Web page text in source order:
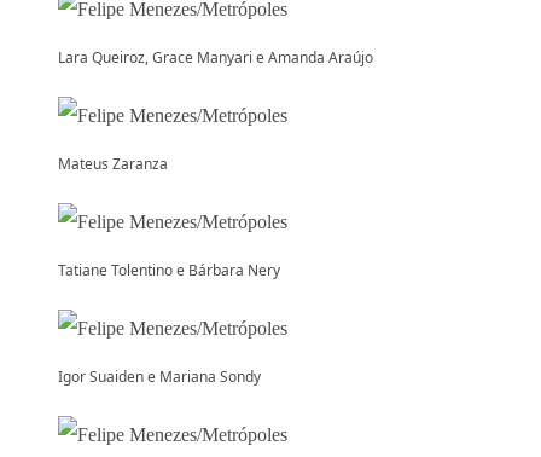
Lara Queiroz, Grace Manyari e Amanda Araújo
Mateus Zaranza
Tatiane Tolentino e Bárbara Nery
Igor Suaiden e Mariana Sondy